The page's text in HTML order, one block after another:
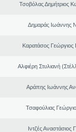
Τσοβόλας Δημήτριος
Δημαράς Ιωάννης
Καρατάσος Γεώργιος
Αλφιέρη Στυλιανή
Αράπης Ιωάννης
Τσαφούλιας
Ιντζές Αναστάσιος